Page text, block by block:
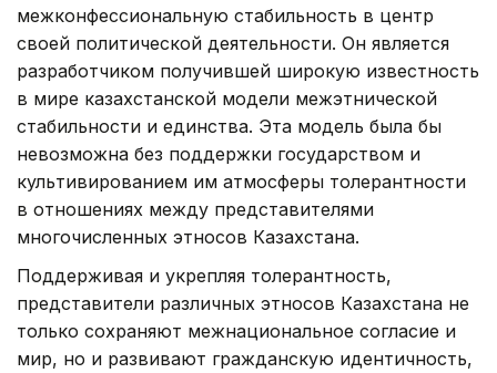
межконфессиональную стабильность в центр
своей политической деятельности. Он является
разработчиком получившей широкую известность
в мире казахстанской модели межэтнической
стабильности и единства. Эта модель была бы
невозможна без поддержки государством и
культивированием им атмосферы толерантности
в отношениях между представителями
многочисленных этносов Казахстана.
Поддерживая и укрепляя толерантность,
представители различных этносов Казахстана не
только сохраняют межнациональное согласие и
мир, но и развивают гражданскую идентичность,